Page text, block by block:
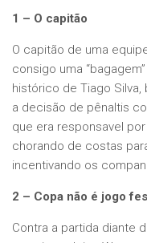
1 – O capitão
O capitão de uma
consigo uma
histórico de Tiago
a decisão de pênaltis
que era responsavel
chorando de costas
incentivando os
2 – Copa não é jogo
Contra a partida diante